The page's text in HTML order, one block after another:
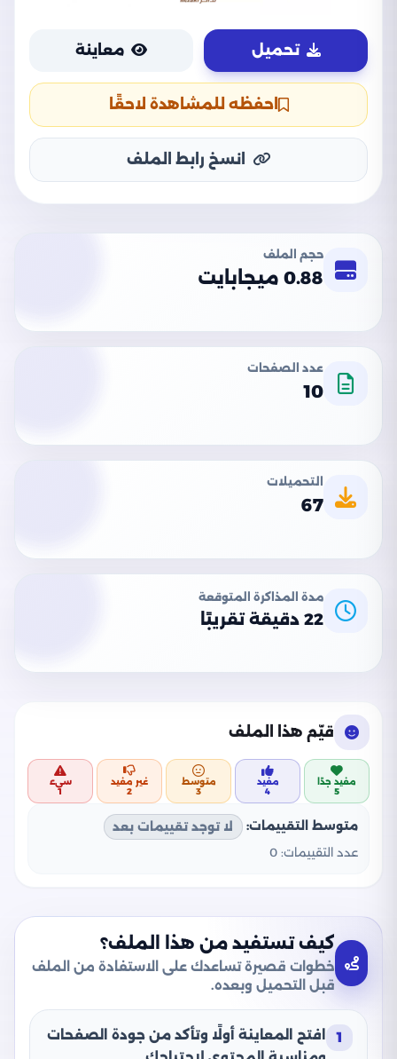
تحميل معاينة
احفظه للمشاهدة لاحقًا
انسخ رابط الملف
حجم الملف
0.88 ميجابايت
عدد الصفحات
10
التحميلات
67
مدة المذاكرة المتوقعة
22 دقيقة تقريبًا
قيّم هذا الملف
مفيد جدًا
5
مفيد
4
متوسط
3
غير مفيد
2
سيء
1
متوسط التقييمات:
لا توجد تقييمات بعد
عدد التقييمات: 0
كيف تستفيد من هذا الملف؟
خطوات قصيرة تساعدك على الاستفادة من الملف
قبل التحميل وبعده.
1
افتح المعاينة أولًا وتأكد من جودة الصفحات